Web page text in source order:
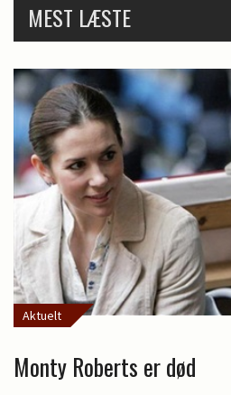
MEST LÆSTE
Aktuelt
Monty Roberts er død